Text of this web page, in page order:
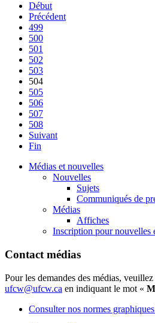
Début
Précédent
499
500
501
502
503
504
505
506
507
508
Suivant
Fin
Médias et nouvelles
Nouvelles
Sujets
Communiqués de
Médias
Affiches
Inscription pour nouvelles
Contact médias
Pour les demandes des médias,
ufcw@ufcw.ca en indiquant le mot «
Consulter nos normes